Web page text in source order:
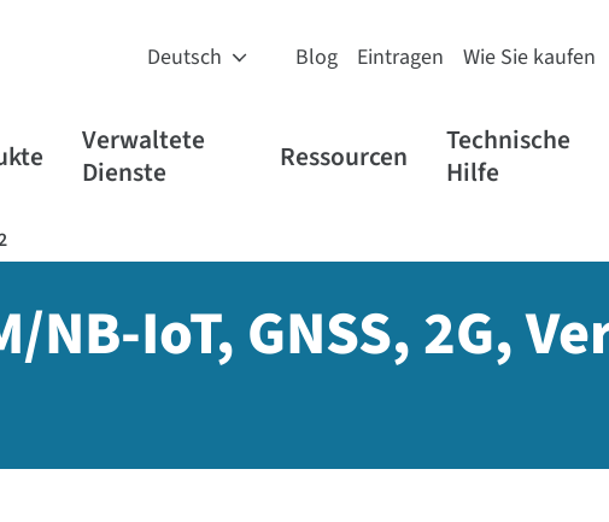
Blog Eintragen Wie Sie kaufen
Verwaltete
Dienste
Ressourcen
Technische
Hilfe
NB-IoT, GNSS, 2G,